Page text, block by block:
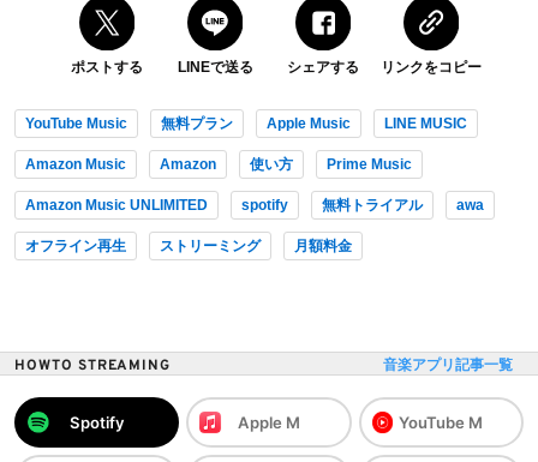
ポストする LINEで送る シェアする リンクをコピー
YouTube Music 無料プラン Apple Music LINE MUSIC
Amazon Music Amazon 使い方 Prime Music
Amazon Music UNLIMITED spotify 無料トライアル awa
オフライン再生 ストリーミング 月額料金
HOWTO STREAMING 音楽アプリ記事一覧
Spotify Apple M YouTube M